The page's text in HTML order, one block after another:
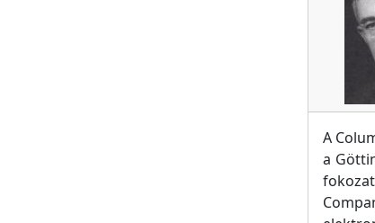
A
a